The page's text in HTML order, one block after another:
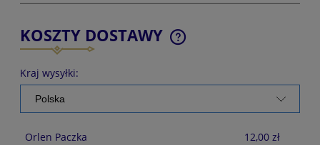
KOSZTY DOSTAWY
CENA NIE ZAWIERA EWENTUALNYCH KOSZTÓW
PŁATNOŚCI
Kraj wysyłki:
Orlen Paczka 12,00 zł